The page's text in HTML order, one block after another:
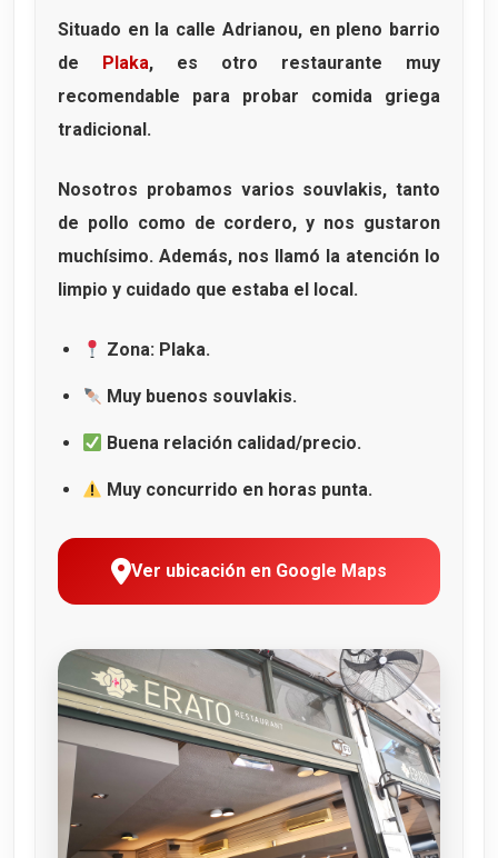
Situado en la calle Adrianou, en pleno barrio
de Plaka, es otro restaurante muy
recomendable para probar comida griega
tradicional.
Nosotros probamos varios souvlakis, tanto
de pollo como de cordero, y nos gustaron
muchísimo. Además, nos llamó la atención lo
limpio y cuidado que estaba el local.
Zona: Plaka.
Muy buenos souvlakis.
Buena relación calidad/precio.
Muy concurrido en horas punta.
Ver ubicación en Google Maps